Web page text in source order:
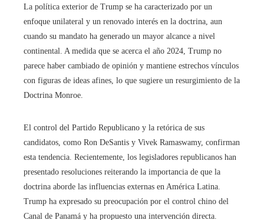
La política exterior de Trump se ha caracterizado por un
enfoque unilateral y un renovado interés en la doctrina, aun
cuando su mandato ha generado un mayor alcance a nivel
continental. A medida que se acerca el año 2024, Trump no
parece haber cambiado de opinión y mantiene estrechos vínculos
con figuras de ideas afines, lo que sugiere un resurgimiento de la
Doctrina Monroe.
El control del Partido Republicano y la retórica de sus
candidatos, como Ron DeSantis y Vivek Ramaswamy, confirman
esta tendencia. Recientemente, los legisladores republicanos han
presentado resoluciones reiterando la importancia de que la
doctrina aborde las influencias externas en América Latina.
Trump ha expresado su preocupación por el control chino del
Canal de Panamá y ha propuesto una intervención directa.